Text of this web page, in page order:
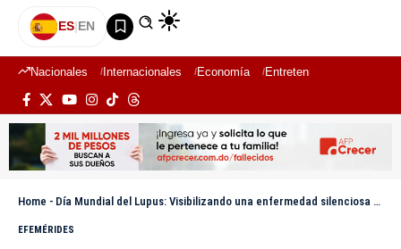
ES|EN
Nacionales Internacionales Economía Entretenimiento
Home - Día Mundial del Lupus: Visibilizando una enfermedad silenciosa y complicada
EFEMÉRIDES